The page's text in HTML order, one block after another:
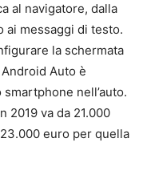
al navigatore, dalla
ai messaggi di testo.
la schermata
Auto è
nell’auto.
2019 va da 21.000
euro per quella